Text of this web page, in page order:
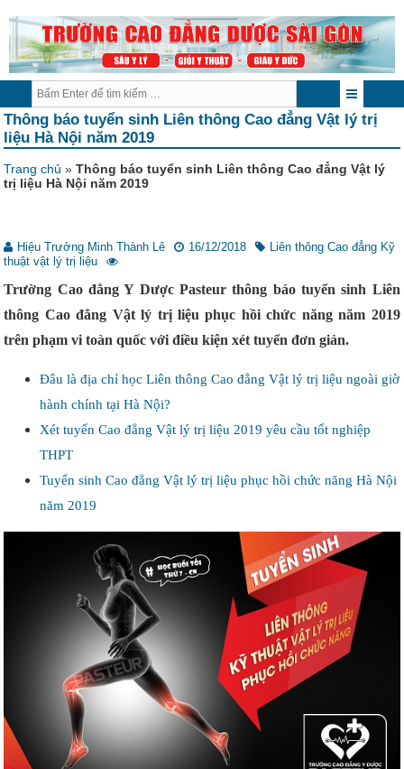
Thông báo tuyển sinh Liên thông Cao đẳng Vật lý trị
liệu Hà Nội năm 2019
Trang chủ »Thông báo tuyển sinh Liên thông Cao đẳng Vật lý
trị liệu Hà Nội năm 2019
Hiệu Trưởng Minh Thành Lê 16/12/2018
Liên thông Cao đẳng Kỹ
thuật vật lý trị liệu
Trường Cao đẳng Y Dược Pasteur thông báo tuyển sinh Liên
thông Cao đẳng Vật lý trị liệu phục hồi chức năng năm 2019
trên phạm vi toàn quốc với điều kiện xét tuyển đơn giản.
Đâu là địa chỉ học Liên thông Cao đẳng Vật lý trị liệu ngoài giờ
hành chính tại Hà Nội?
Xét tuyển Cao đẳng Vật lý trị liệu 2019 yêu cầu tốt nghiệp
THPT
Tuyển sinh Cao đẳng Vật lý trị liệu phục hồi chức năng Hà Nội
năm 2019